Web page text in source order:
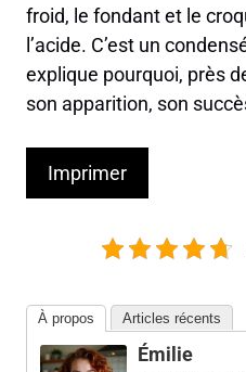
froid, le fondant et le
l’acide. C’est un
explique pourquoi, près
son apparition, son
Imprimer
À propos Articles récents
Émilie